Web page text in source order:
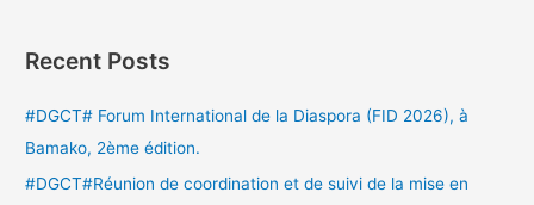
Recent Posts
#DGCT# Forum International de la Diaspora (FID 2026), à
Bamako, 2ème édition.
#DGCT#Réunion de coordination et de suivi de la mise en